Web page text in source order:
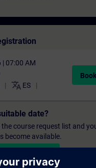
| 07:00 AM
translate ES
date?
course request list and
become available.